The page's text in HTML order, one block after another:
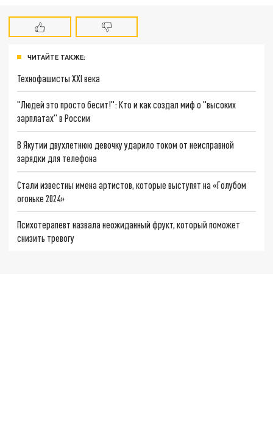
ЧИТАЙТЕ ТАКЖЕ:
Технофашисты XXI века
"Людей это просто бесит!": Кто и как создал миф о "высоких
зарплатах" в России
В Якутии двухлетнюю девочку ударило током от неисправной
зарядки для телефона
Стали известны имена артистов, которые выступят на «Голубом
огоньке 2024»
Психотерапевт назвала неожиданный фрукт, который поможет
снизить тревогу